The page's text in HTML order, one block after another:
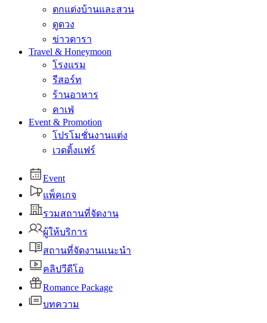
ตกแต่งบ้านและสวน
ดูดวง
ข่าวดารา
Travel & Honeymoon
โรงแรม
รีสอร์ท
ร้านอาหาร
คาเฟ่
Event & Promotion
โปรโมชั่นงานแต่ง
เวดดิ้งแฟร์
Event
แพ็คเกจ
รวมสถานที่จัดงาน
ผู้ให้บริการ
สถานที่จัดงานแนะนำ
คลิปวีดีโอ
Romance Package
บทความ